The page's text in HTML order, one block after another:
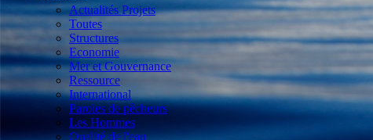
Actualités Projets
Toutes
Structures
Economie
Mer et Gouvernance
Ressource
International
Paroles de pêcheurs
Les Hommes
Qualité de l'eau